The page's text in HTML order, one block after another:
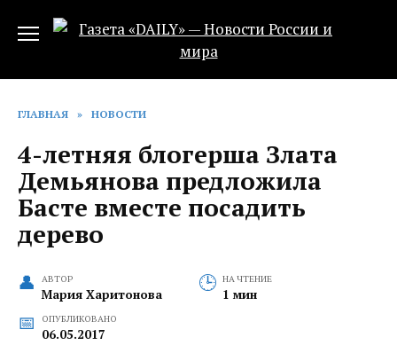
ГЛАВНАЯ » НОВОСТИ
4-летняя блогерша Злата
Демьянова предложила
Басте вместе посадить
дерево
АВТОР
Мария Харитонова
НА ЧТЕНИЕ
1 мин
ОПУБЛИКОВАНО
06.05.2017